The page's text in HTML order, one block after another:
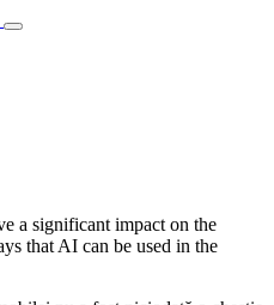
a significant impact on the
that AI can be used in the